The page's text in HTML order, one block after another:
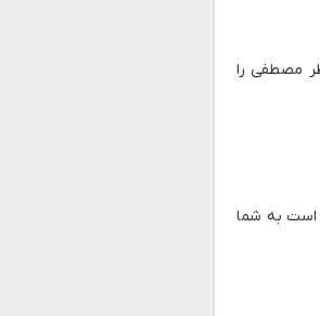
مصطفی را
به شما